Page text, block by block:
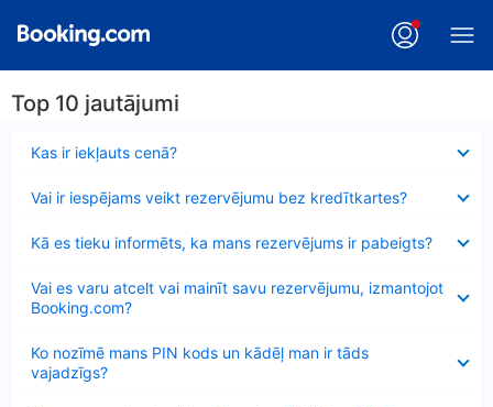
Top 10 jautājumi
Kas ir iekļauts cenā?
Vai ir iespējams veikt rezervējumu bez kredītkartes?
Kā es tieku informēts, ka mans rezervējums ir pabeigts?
Vai es varu atcelt vai mainīt savu rezervējumu, izmantojot
Booking.com?
Ko nozīmē mans PIN kods un kādēļ man ir tāds
vajadzīgs?